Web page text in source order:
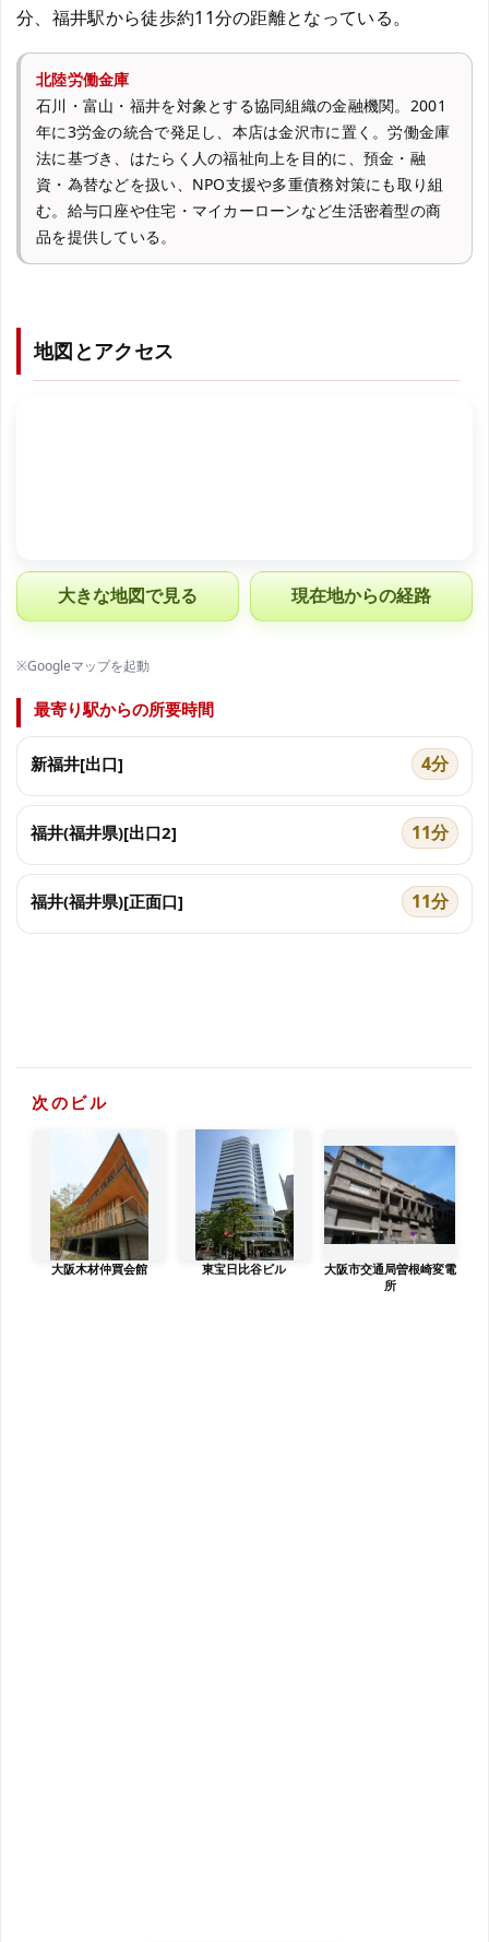
分、福井駅から徒歩約11分の距離となっている。
北陸労働金庫
石川・富山・福井を対象とする協同組織の金融機関。2001
年に3労金の統合で発足し、本店は金沢市に置く。労働金庫
法に基づき、はたらく人の福祉向上を目的に、預金・融
資・為替などを扱い、NPO支援や多重債務対策にも取り組
む。給与口座や住宅・マイカーローンなど生活密着型の商
品を提供している。
地図とアクセス
大きな地図で見る 現在地からの経路
※Googleマップを起動
最寄り駅からの所要時間
新福井[出口] 4分
福井(福井県)[出口2] 11分
福井(福井県)[正面口] 11分
次のビル
大阪木材仲買会館 東宝日比谷ビル
大阪市交通局曽根崎変電
所